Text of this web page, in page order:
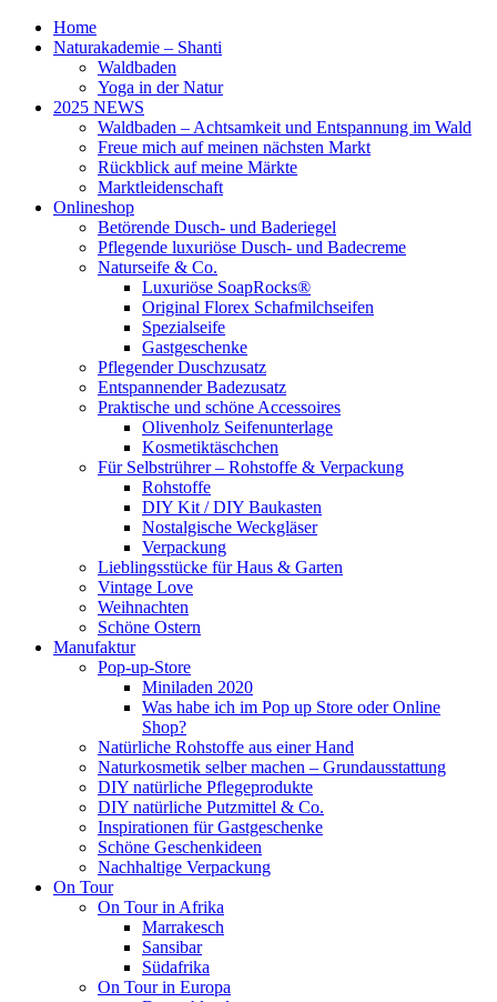
Home
Naturakademie – Shanti
Waldbaden
Yoga in der Natur
2025 NEWS
Waldbaden – Achtsamkeit und Entspannung im Wald
Freue mich auf meinen nächsten Markt
Rückblick auf meine Märkte
Marktleidenschaft
Onlineshop
Betörende Dusch- und Baderiegel
Pflegende luxuriöse Dusch- und Badecreme
Naturseife & Co.
Luxuriöse SoapRocks®
Original Florex Schafmilchseifen
Spezialseife
Gastgeschenke
Pflegender Duschzusatz
Entspannender Badezusatz
Praktische und schöne Accessoires
Olivenholz Seifenunterlage
Kosmetiktäschchen
Für Selbstrührer – Rohstoffe & Verpackung
Rohstoffe
DIY Kit / DIY Baukasten
Nostalgische Weckgläser
Verpackung
Lieblingsstücke für Haus & Garten
Vintage Love
Weihnachten
Schöne Ostern
Manufaktur
Pop-up-Store
Miniladen 2020
Was habe ich im Pop up Store oder Online
Shop?
Natürliche Rohstoffe aus einer Hand
Naturkosmetik selber machen – Grundausstattung
DIY natürliche Pflegeprodukte
DIY natürliche Putzmittel & Co.
Inspirationen für Gastgeschenke
Schöne Geschenkideen
Nachhaltige Verpackung
On Tour
On Tour in Afrika
Marrakesch
Sansibar
Südafrika
On Tour in Europa